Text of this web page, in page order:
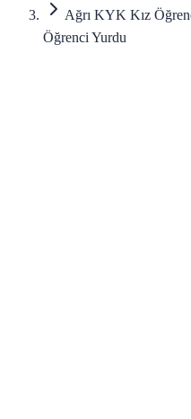
Ağrı KYK Kız
Öğrenci Yurdu